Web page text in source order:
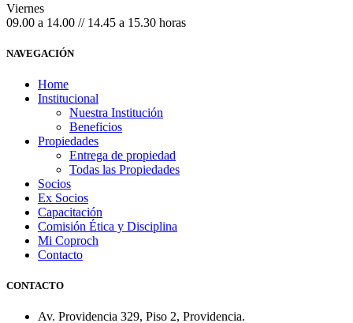
Viernes
09.00 a 14.00 // 14.45 a 15.30 horas
NAVEGACIÓN
Home
Institucional
Nuestra Institución
Beneficios
Propiedades
Entrega de propiedad
Todas las Propiedades
Socios
Ex Socios
Capacitación
Comisión Ética y Disciplina
Mi Coproch
Contacto
CONTACTO
Av. Providencia 329, Piso 2, Providencia.